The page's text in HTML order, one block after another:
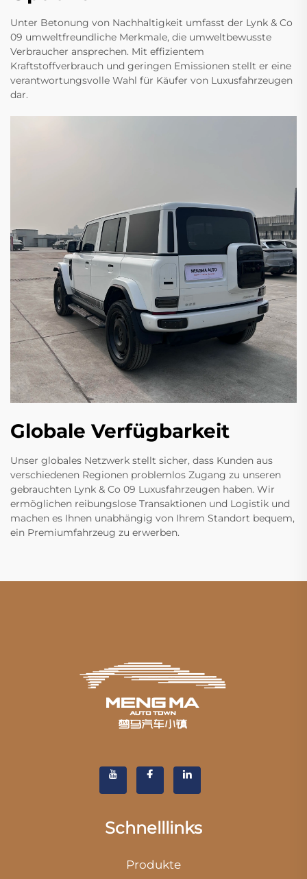
Unter Betonung von Nachhaltigkeit umfasst der Lynk & Co
09 umweltfreundliche Merkmale, die umweltbewusste
Verbraucher ansprechen. Mit effizientem
Kraftstoffverbrauch und geringen Emissionen stellt er eine
verantwortungsvolle Wahl für Käufer von Luxusfahrzeugen
dar.
Globale Verfügbarkeit
Unser globales Netzwerk stellt sicher, dass Kunden aus
verschiedenen Regionen problemlos Zugang zu unseren
gebrauchten Lynk & Co 09 Luxusfahrzeugen haben. Wir
ermöglichen reibungslose Transaktionen und Logistik und
machen es Ihnen unabhängig von Ihrem Standort bequem,
ein Premiumfahrzeug zu erwerben.
Schnelllinks
Produkte